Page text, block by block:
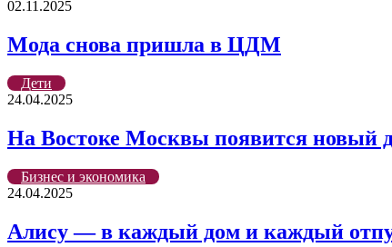
02.11.2025
Мода снова пришла в ЦДМ
Дети
24.04.2025
На Востоке Москвы появится новый
Бизнес и экономика
24.04.2025
Алису — в каждый дом и каждый